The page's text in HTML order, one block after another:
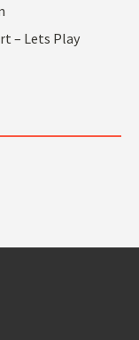
– Lets Play